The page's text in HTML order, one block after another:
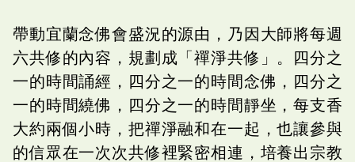
帶動宜蘭念佛會盛況的源由，乃因大師將每週
六共修的內容，規劃成「禪淨共修」。四分之
一的時間誦經，四分之一的時間念佛，四分之
一的時間繞佛，四分之一的時間靜坐，每支香
大約兩個小時，把禪淨融和在一起，也讓參與
的信眾在一次次共修裡緊密相連，培養出宗教